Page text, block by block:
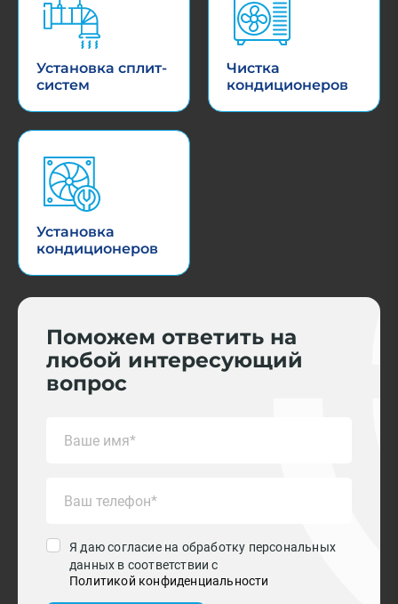
Установка сплит-
систем
Чистка
кондиционеров
Установка
кондиционеров
Поможем ответить на
любой интересующий
вопрос
Я даю согласие на обработку персональных
данных в соответствии с
Политикой конфиденциальности